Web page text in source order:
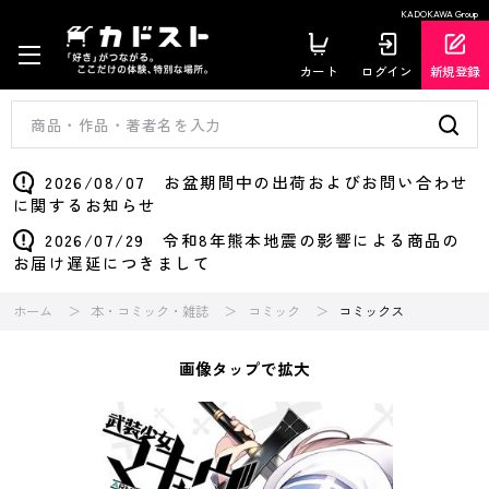
KADOKAWA Group
カート ログイン 新規登録
2026/08/07 お盆期間中の出荷およびお問い合わせ
に関するお知らせ
2026/07/29 令和8年熊本地震の影響による商品の
お届け遅延につきまして
ホーム 本・コミック・雑誌 コミック コミックス
画像タップで拡大